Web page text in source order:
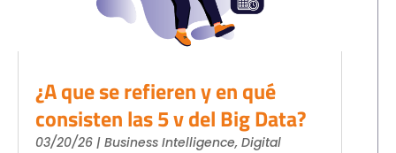
¿A que se refieren y en qué
consisten las 5 v del Big Data?
03/20/26 | Business Intelligence, Digital